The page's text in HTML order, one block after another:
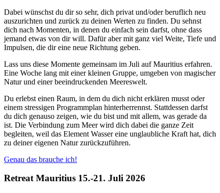
Dabei wünschst du dir so sehr, dich privat und/oder beruflich neu
auszurichten und zurück zu deinen Werten zu finden. Du sehnst
dich nach Momenten, in denen du einfach sein darfst, ohne dass
jemand etwas von dir will. Dafür aber mit ganz viel Weite, Tiefe und
Impulsen, die dir eine neue Richtung geben.
Lass uns diese Momente gemeinsam im Juli auf Mauritius erfahren.
Eine Woche lang mit einer kleinen Gruppe, umgeben von magischer
Natur und einer beeindruckenden Meereswelt.
Du erlebst einen Raum, in dem du dich nicht erklären musst oder
einem stressigen Programmplan hinterherrennst. Stattdessen darfst
du dich genauso zeigen, wie du bist und mit allem, was gerade da
ist. Die Verbindung zum Meer wird dich dabei die ganze Zeit
begleiten, weil das Element Wasser eine unglaubliche Kraft hat, dich
zu deiner eigenen Natur zurückzuführen.
Genau das brauche ich!
Retreat Mauritius 15.-21. Juli 2026